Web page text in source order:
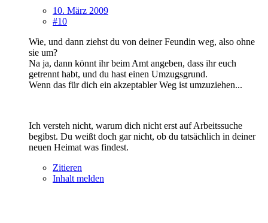
10. März 2009
#10
Wie, und dann ziehst du von deiner Feundin weg, also ohne
sie um?
Na ja, dann könnt ihr beim Amt angeben, dass ihr euch
getrennt habt, und du hast einen Umzugsgrund.
Wenn das für dich ein akzeptabler Weg ist umzuziehen...
Ich versteh nicht, warum dich nicht erst auf Arbeitssuche
begibst. Du weißt doch gar nicht, ob du tatsächlich in deiner
neuen Heimat was findest.
Zitieren
Inhalt melden